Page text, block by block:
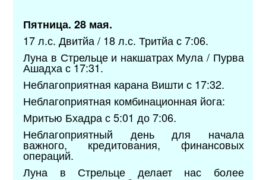
Пятница. 28 мая.
17 л.с. Двитйа / 18 л.с. Тритйа с 7:06.
Луна в Стрельце и накшатрах Мула / Пурва
Ашадха с 17:31.
Неблагоприятная карана Вишти с 17:32.
Неблагоприятная комбинационная йога:
Мритью Бхадра с 5:01 до 7:06.
Неблагоприятный день для начала
важного, кредитования, финансовых
операций.
Луна в Стрельце делает нас более